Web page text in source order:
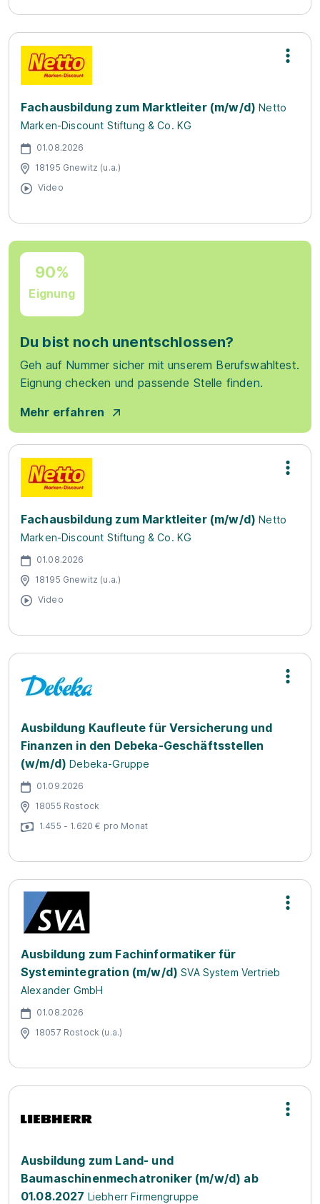
Fachausbildung zum Marktleiter (m/w/d) Netto
Marken-Discount Stiftung & Co. KG
01.08.2026
18195 Gnewitz (u.a.)
Video
90%
Eignung
Du bist noch unentschlossen?
Geh auf Nummer sicher mit unserem Berufswahltest.
Eignung checken und passende Stelle finden.
Mehr erfahren
Fachausbildung zum Marktleiter (m/w/d) Netto
Marken-Discount Stiftung & Co. KG
01.08.2026
18195 Gnewitz (u.a.)
Video
Ausbildung Kaufleute für Versicherung und
Finanzen in den Debeka-Geschäftsstellen
(w/m/d)Debeka-Gruppe
01.09.2026
18055 Rostock
1.455 - 1.620 € pro Monat
Ausbildung zum Fachinformatiker für
Systemintegration (m/w/d) SVA System Vertrieb
Alexander GmbH
01.08.2026
18057 Rostock (u.a.)
Ausbildung zum Land- und
Baumaschinenmechatroniker (m/w/d) ab
01.08.2027 Liebherr Firmengruppe